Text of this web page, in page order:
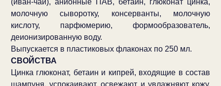
(иван-чай), анионные ПАВ, бетаин, глюконат цинка,
молочную сыворотку, консерванты, молочную
кислоту, парфюмерию, формообразователь,
деионизированную воду.
Выпускается в пластиковых флаконах по 250 мл.
СВОЙСТВА
Цинка глюконат, бетаин и кипрей, входящие в состав
шампуня, успокаивают, освежают и увлажняют кожу,